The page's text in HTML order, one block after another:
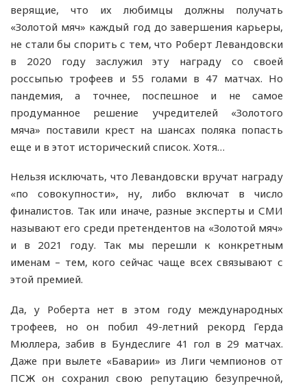
верящие, что их любимцы должны получать
«Золотой мяч» каждый год до завершения карьеры,
не стали бы спорить с тем, что Роберт Левандовски
в 2020 году заслужил эту награду со своей
россыпью трофеев и 55 голами в 47 матчах. Но
пандемия, а точнее, поспешное и не самое
продуманное решение учредителей «Золотого
мяча» поставили крест на шансах поляка попасть
еще и в этот исторический список. Хотя…
Нельзя исключать, что Левандовски вручат награду
«по совокупности», ну, либо включат в число
финалистов. Так или иначе, разные эксперты и СМИ
называют его среди претендентов на «Золотой мяч»
и в 2021 году. Так мы перешли к конкретным
именам – тем, кого сейчас чаще всех связывают с
этой премией.
Да, у Роберта нет в этом году международных
трофеев, но он побил 49-летний рекорд Герда
Мюллера, забив в Бундеслиге 41 гол в 29 матчах.
Даже при вылете «Баварии» из Лиги чемпионов от
ПСЖ он сохранил свою репутацию безупречной,